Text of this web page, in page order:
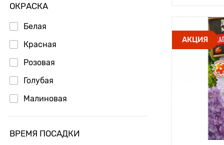
ОКРАСКА
Белая
Красная
Розовая
Голубая
Малиновая
ВРЕМЯ ПОСАДКИ
АКЦИЯ
Высота
Растояние
растениями